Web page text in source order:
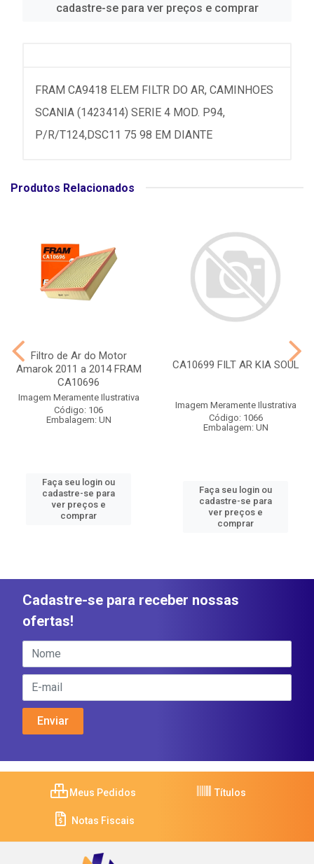
cadastre-se para ver preços e comprar
FRAM CA9418 ELEM FILTR DO AR, CAMINHOES
SCANIA (1423414) SERIE 4 MOD. P94,
P/R/T124,DSC11 75 98 EM DIANTE
Produtos Relacionados
Filtro de Ar do Motor
Amarok 2011 a 2014 FRAM
CA10696
Imagem Meramente Ilustrativa
Código: 106
Embalagem: UN
Faça seu login ou
cadastre-se para
ver preços e
comprar
CA10699 FILT AR KIA SOUL
Imagem Meramente Ilustrativa
Código: 1066
Embalagem: UN
Faça seu login ou
cadastre-se para
ver preços e
comprar
Cadastre-se para receber nossas
ofertas!
Meus Pedidos Títulos
Notas Fiscais